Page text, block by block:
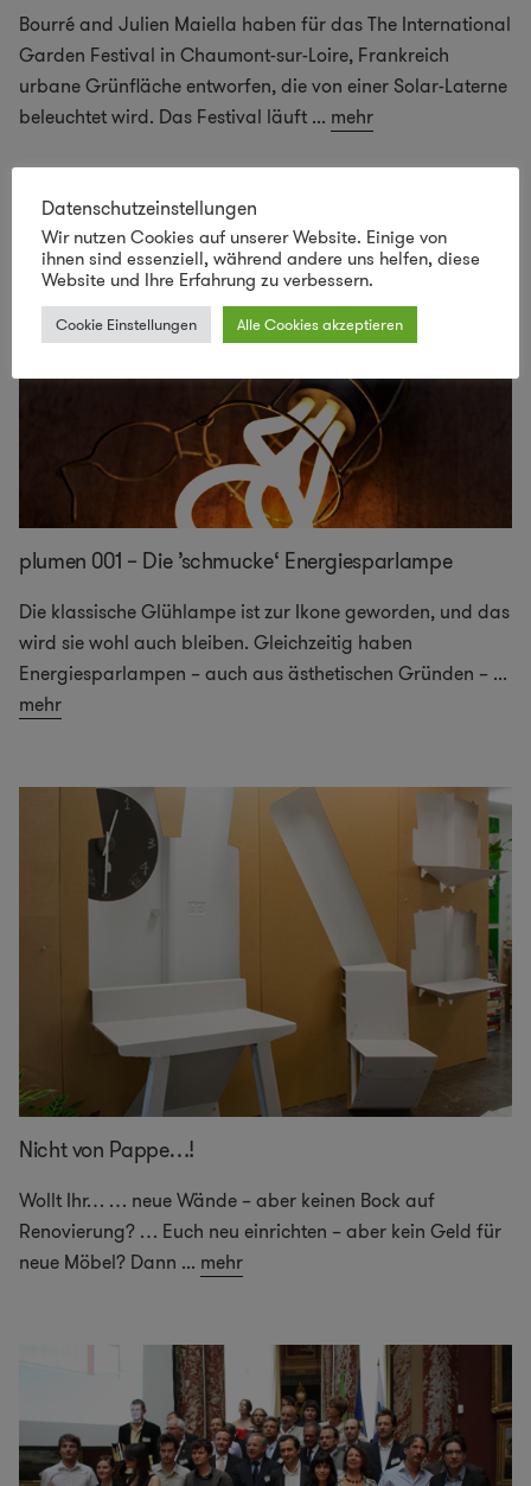
Bourré and Julien Maiella haben für das The International
Garden Festival in Chaumont-sur-Loire, Frankreich
urbane Grünfläche entworfen, die von einer Solar-Laterne
beleuchtet wird. Das Festival läuft ... mehr
plumen 001 – Die ’schmucke‘ Energiesparlampe
Die klassische Glühlampe ist zur Ikone geworden, und das
wird sie wohl auch bleiben. Gleichzeitig haben
Energiesparlampen – auch aus ästhetischen Gründen – ...
mehr
Nicht von Pappe…!
Wollt Ihr… … neue Wände – aber keinen Bock auf
Renovierung? … Euch neu einrichten – aber kein Geld für
neue Möbel? Dann ... mehr
Datenschutzeinstellungen
Wir nutzen Cookies auf unserer Website. Einige von
ihnen sind essenziell, während andere uns helfen, diese
Website und Ihre Erfahrung zu verbessern.
Cookie Einstellungen Alle Cookies akzeptieren